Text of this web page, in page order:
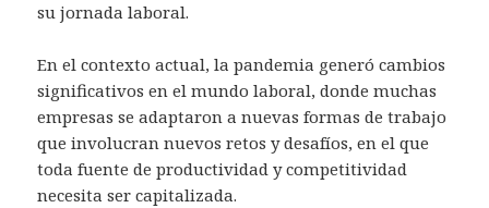
su jornada laboral.
En el contexto actual, la pandemia generó cambios
significativos en el mundo laboral, donde muchas
empresas se adaptaron a nuevas formas de trabajo
que involucran nuevos retos y desafíos, en el que
toda fuente de productividad y competitividad
necesita ser capitalizada.